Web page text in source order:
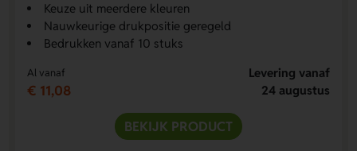
Keuze uit meerdere kleuren
Nauwkeurige drukpositie geregeld
Bedrukken vanaf 10 stuks
Al vanaf
€ 11,08
Levering vanaf
24 augustus
BEKIJK PRODUCT